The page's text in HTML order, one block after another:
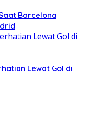
Barcelona
Lewat Gol di